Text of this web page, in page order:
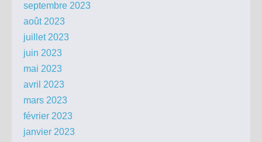
septembre 2023
août 2023
juillet 2023
juin 2023
mai 2023
avril 2023
mars 2023
février 2023
janvier 2023